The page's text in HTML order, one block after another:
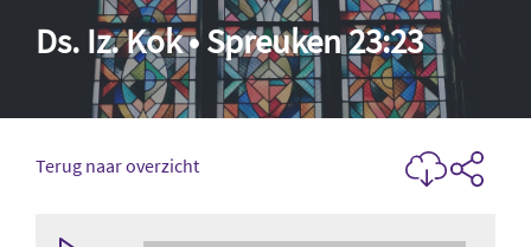
Ds. Iz. Kok • Spreuken 23:23
Terug naar overzicht